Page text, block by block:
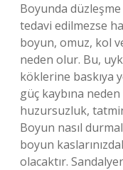
Boyunda
tedavi edilmezse
boyun, omuz, kol
neden olur. Bu,
köklerine baskıya
güç kaybına
huzursuzluk,
Boyun nasıl
boyun
olacaktır.